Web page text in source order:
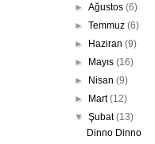
►Ağustos(6)
►Temmuz(6)
► Haziran(9)
► Mayıs(16)
► Nisan(9)
► Mart(12)
▼Şubat(13)
Dinno Dinno